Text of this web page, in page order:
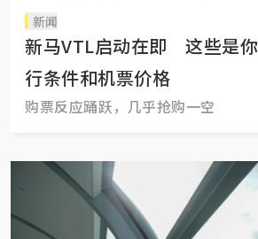
新闻
新马VTL启动在即 这些是
行条件和机票价格
购票反应踊跃，几乎抢购一空